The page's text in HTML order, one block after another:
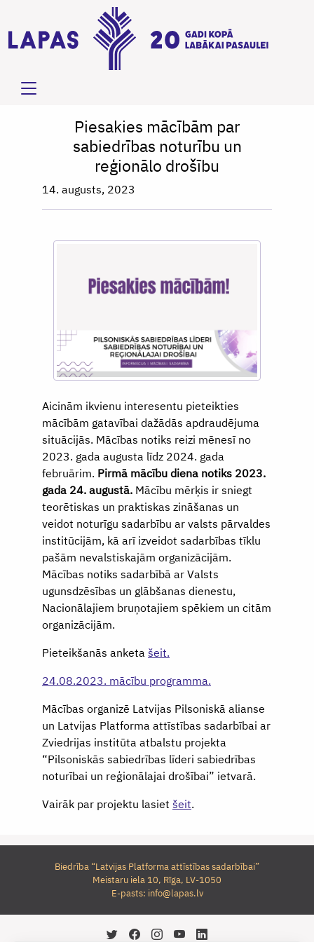
Piesakies mācībām par
sabiedrības noturību un
reģionālo drošību
14. augusts, 2023
Aicinām ikvienu interesentu pieteikties
mācībām gatavībai dažādās apdraudējuma
situācijās. Mācības notiks reizi mēnesī no
2023. gada augusta līdz 2024. gada
februārim. Pirmā mācību diena notiks 2023.
gada 24. augustā. Mācību mērķis ir sniegt
teorētiskas un praktiskas zināšanas un
veidot noturīgu sadarbību ar valsts pārvaldes
institūcijām, kā arī izveidot sadarbības tīklu
pašām nevalstiskajām organizācijām.
Mācības notiks sadarbībā ar Valsts
ugunsdzēsības un glābšanas dienestu,
Nacionālajiem bruņotajiem spēkiem un citām
organizācijām.
Pieteikšanās anketa šeit.
24.08.2023. mācību programma.
Mācības organizē Latvijas Pilsoniskā alianse
un Latvijas Platforma attīstības sadarbībai ar
Zviedrijas institūta atbalstu projekta
“Pilsoniskās sabiedrības līderi sabiedrības
noturībai un reģionālajai drošībai” ietvarā.
Vairāk par projektu lasiet šeit.
Biedrība “Latvijas Platforma attīstības sadarbībai”
Meistaru iela 10, Rīga, LV-1050
E-pasts: info@lapas.lv